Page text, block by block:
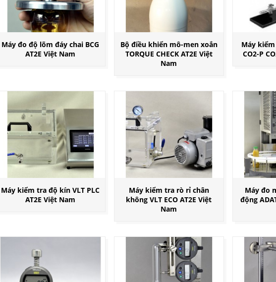
Máy đo độ lõm đáy chai BCG
AT2E Việt Nam
Bộ điều khiển mô-men xoắn
TORQUE CHECK AT2E Việt
Nam
Máy
CO2-P
Máy kiểm tra độ kín VLT PLC
AT2E Việt Nam
Máy kiểm tra rò rỉ chân
không VLT ECO AT2E Việt
Nam
Máy đo
động